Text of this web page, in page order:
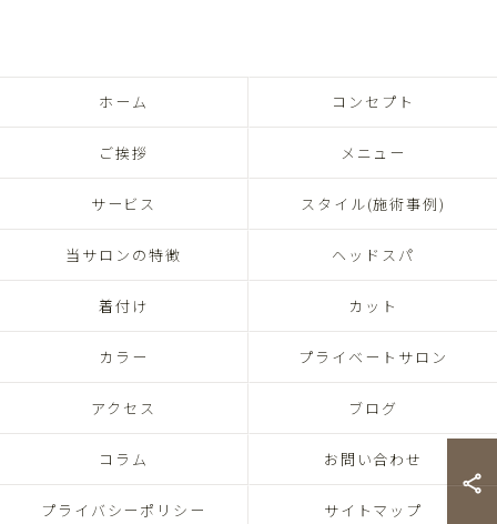
ホーム コンセプト
ご挨拶 メニュー
サービス スタイル(施術事例)
当サロンの特徴 ヘッドスパ
着付け カット
カラー プライベートサロン
アクセス ブログ
コラム お問い合わせ
プライバシーポリシー サイトマップ